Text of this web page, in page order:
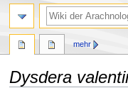
Dysdera
mehr